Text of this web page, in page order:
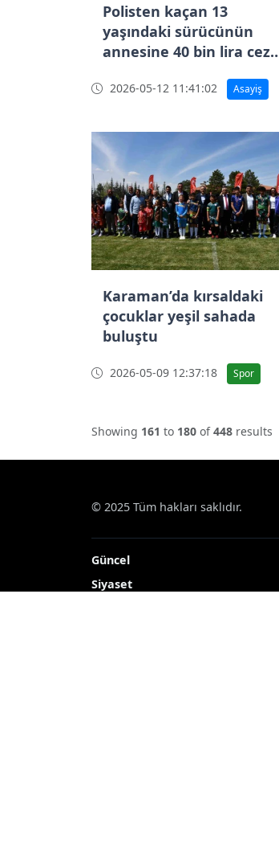
Polisten kaçan 13
yaşındaki sürücünün
annesine 40 bin lira ceza
2026-05-12 11:41:02 Asayiş
Karaman’da kırsaldaki
çocuklar yeşil sahada
buluştu
2026-05-09 12:37:18 Spor
Showing 161 to 180 of448 results
© 2025 Tüm hakları saklıdır.
Güncel
Siyaset